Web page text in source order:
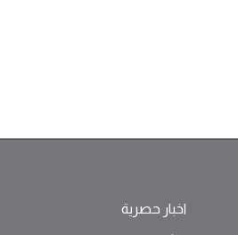
اخبار حصرية